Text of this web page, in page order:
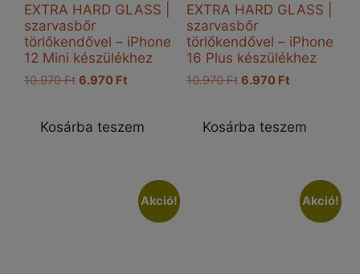
EXTRA HARD GLASS |
szarvasbőr
törlőkendővel – iPhone
12 Mini készülékhez
10.970Ft Original
10.970 Ft.
6.970 Ft
6.970 Ft.
Kosárba teszem
EXTRA HARD GLASS |
szarvasbőr
törlőkendővel – iPhone
16 Plus készülékhez
10.970Ft Original
10.970 Ft.
6.970 FtCurrent
6.970 Ft.
Kosárba teszem
Akció! Akció!